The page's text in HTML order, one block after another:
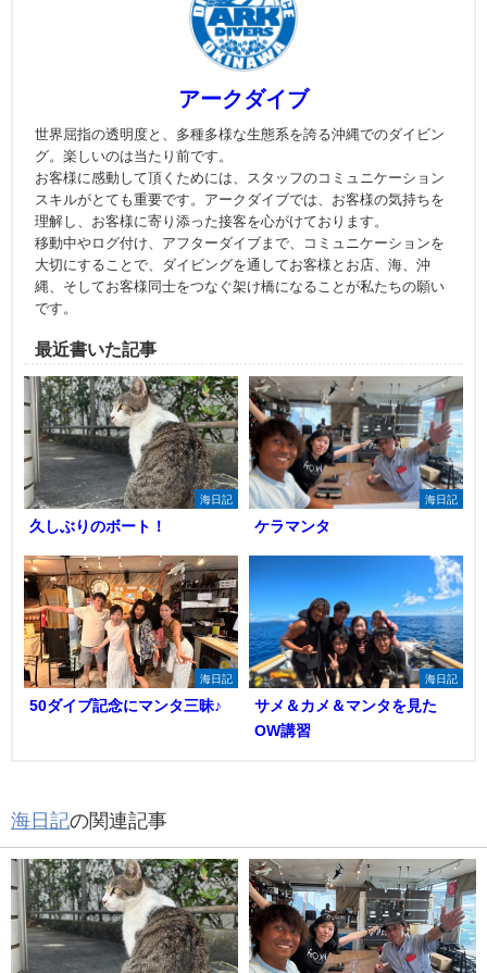
アークダイブ
世界屈指の透明度と、多種多様な生態系を誇る沖縄でのダイビン
グ。楽しいのは当たり前です。
お客様に感動して頂くためには、スタッフのコミュニケーション
スキルがとても重要です。アークダイブでは、お客様の気持ちを
理解し、お客様に寄り添った接客を心がけております。
移動中やログ付け、アフターダイブまで、コミュニケーションを
大切にすることで、ダイビングを通してお客様とお店、海、沖
縄、そしてお客様同士をつなぐ架け橋になることが私たちの願い
です。
最近書いた記事
海日記
久しぶりのボート！
海日記
ケラマンタ
海日記
50ダイブ記念にマンタ三昧♪
海日記
サメ＆カメ＆マンタを見た
OW講習
海日記の関連記事